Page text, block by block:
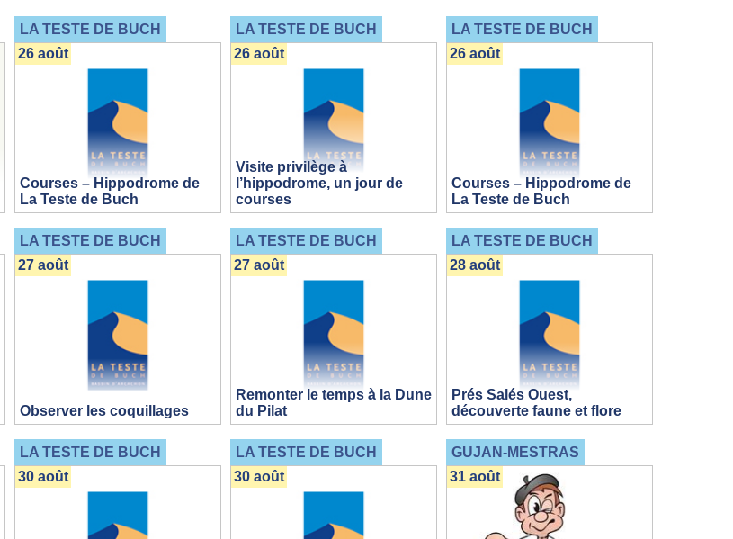
LA TESTE DE BUCH
Courses – Hippodrome de
La Teste de Buch
26 août
LA TESTE DE BUCH
Visite privilège à
l’hippodrome, un jour de
courses
26 août
LA TESTE DE BUCH
Courses – Hippodrome de
La Teste de Buch
26 août
LA TESTE DE BUCH
Observer les coquillages
27 août
LA TESTE DE BUCH
Remonter le temps à la Dune
du Pilat
27 août
LA TESTE DE BUCH
Prés Salés Ouest,
découverte faune et flore
28 août
LA TESTE DE BUCH
30 août
LA TESTE DE BUCH
30 août
GUJAN-MESTRAS
31 août